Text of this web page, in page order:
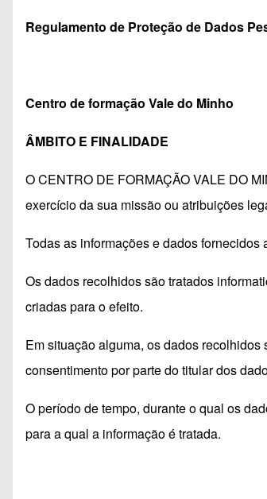
Regulamento de Proteção de Dados
Centro de formação Vale do Minho
ÂMBITO E FINALIDADE
O CENTRO DE FORMAÇÃO VALE DO
exercício da sua missão ou atribuições
Todas as informações e dados
Os dados recolhidos são tratados
criadas para o efeito.
Em situação alguma, os dados
consentimento por parte do titular dos
O período de tempo, durante o qual os
para a qual a informação é tratada.